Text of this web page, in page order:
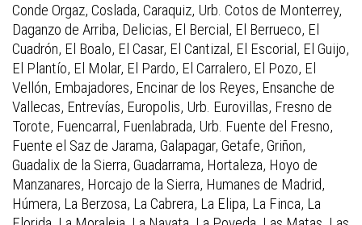
Conde Orgaz, Coslada, Caraquiz, Urb. Cotos de Monterrey,
Daganzo de Arriba, Delicias, El Bercial, El Berrueco, El
Cuadrón, El Boalo, El Casar, El Cantizal, El Escorial, El Guijo,
El Plantío, El Molar, El Pardo, El Carralero, El Pozo, El
Vellón, Embajadores, Encinar de los Reyes, Ensanche de
Vallecas, Entrevías, Europolis, Urb. Eurovillas, Fresno de
Torote, Fuencarral, Fuenlabrada, Urb. Fuente del Fresno,
Fuente el Saz de Jarama, Galapagar, Getafe, Griñon,
Guadalix de la Sierra, Guadarrama, Hortaleza, Hoyo de
Manzanares, Horcajo de la Sierra, Humanes de Madrid,
Húmera, La Berzosa, La Cabrera, La Elipa, La Finca, La